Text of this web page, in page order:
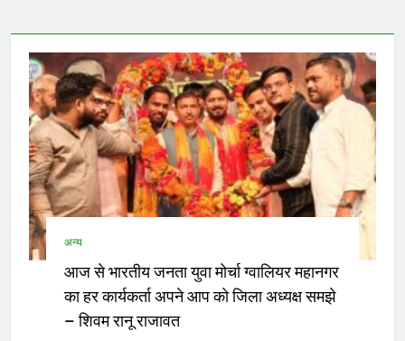
अन्य
आज से भारतीय जनता युवा मोर्चा ग्वालियर महानगर
का हर कार्यकर्ता अपने आप को जिला अध्यक्ष समझे
– शिवम रानू राजावत